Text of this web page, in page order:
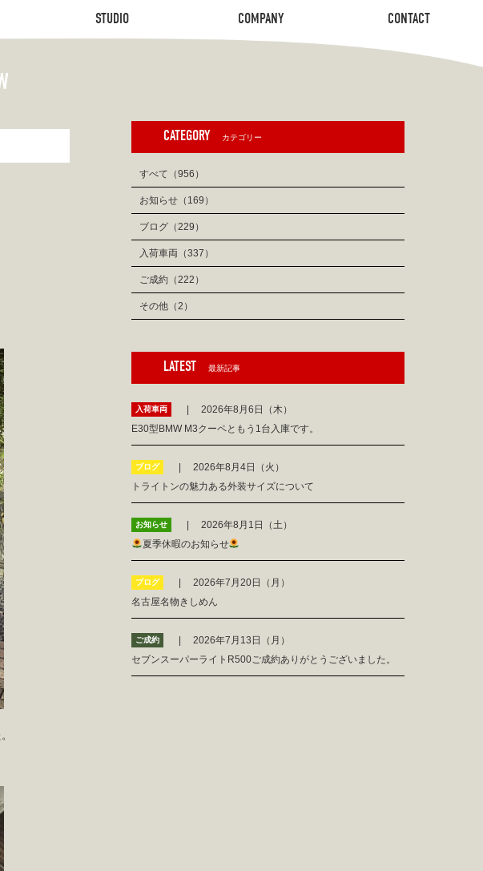
STUDIO COMPANY CONTACT
CONTACT
CATEGORY カテゴリー
すべて（956）
お知らせ（169）
ブログ（229）
入荷車両（337）
ご成約（222）
その他（2）
LATEST 最新記事
入荷車両
2026年8月6日（木）
E30型BMW M3クーペともう1台入庫です。
ブログ
2026年8月4日（火）
トライトンの魅力ある外装サイズについて
お知らせ
2026年8月1日（土）
夏季休暇のお知らせ
ブログ
2026年7月20日（月）
名古屋名物きしめん
ご成約
2026年7月13日（月）
セブンスーパーライトR500ご成約ありがとうございました。